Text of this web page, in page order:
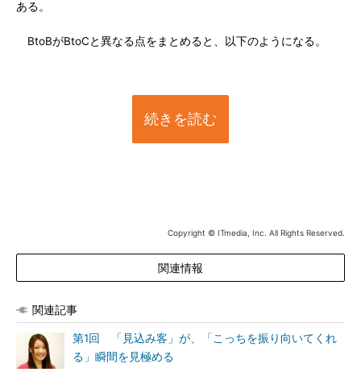
ある。
BtoBがBtoCと異なる点をまとめると、以下のようになる。
続きを読む
Copyright © ITmedia, Inc. All Rights Reserved.
関連情報
関連記事
第1回 「見込み客」が、「こっちを振り向いてくれ
る」瞬間を見極める